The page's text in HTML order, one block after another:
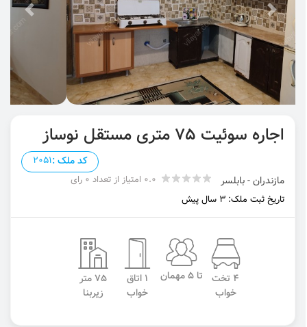
اجاره سوئیت 75 متری مستقل نوساز
کد ملک :2051
مازندران - بابلسر
0.0 امتیاز از تعداد 0 رای
تاریخ ثبت ملک: 3 سال پیش
4 تخت
خواب
تا 5 مهمان
1 اتاق
خواب
75 متر
زیربنا